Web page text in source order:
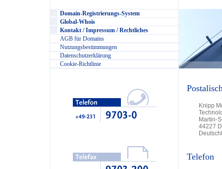
Domain-Registrierungs-System
Global-Whois
Kontakt / Impressum / Rechtliches
AGB für Domains
Nutzungsbestimmungen
Datenschutzerklärung
Cookie-Richtlinie
Knipp
Martin-
44227
Telefon